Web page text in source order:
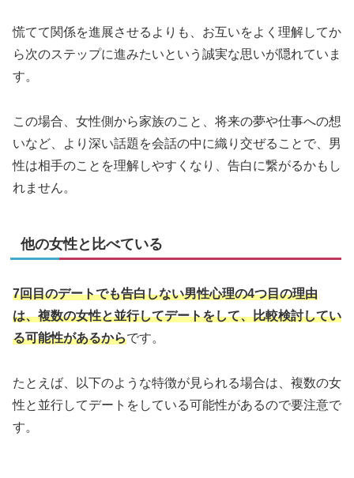
慌てて関係を進展させるよりも、お互いをよく理解してか
ら次のステップに進みたいという誠実な思いが隠れていま
す。
この場合、女性側から家族のこと、将来の夢や仕事への想
いなど、より深い話題を会話の中に織り交ぜることで、男
性は相手のことを理解しやすくなり、告白に繋がるかもし
れません。
他の女性と比べている
7回目のデートでも告白しない男性心理の4つ目の理由
は、複数の女性と並行してデートをして、比較検討してい
る可能性があるからです。
たとえば、以下のような特徴が見られる場合は、複数の女
性と並行してデートをしている可能性があるので要注意で
す。